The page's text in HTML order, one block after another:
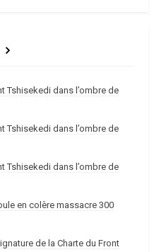
Tshisekedi dans l’ombre de
Tshisekedi dans l’ombre de
Tshisekedi dans l’ombre de
en colère massacre 300
de la Charte du Front